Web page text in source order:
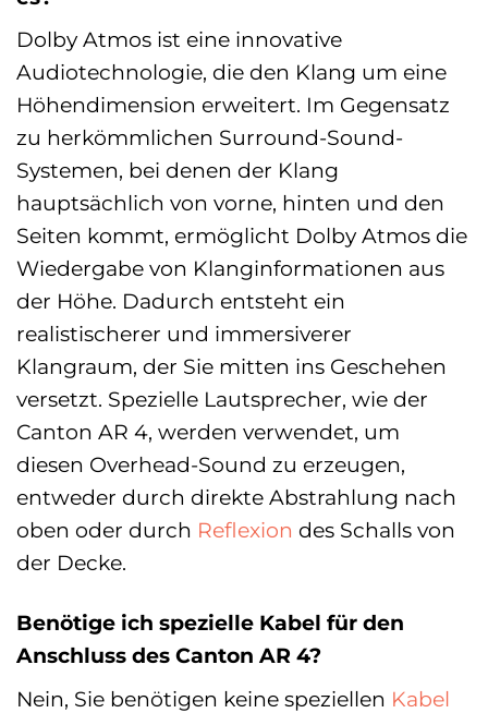
Dolby Atmos ist eine innovative
Audiotechnologie, die den Klang um eine
Höhendimension erweitert. Im Gegensatz
zu herkömmlichen Surround-Sound-
Systemen, bei denen der Klang
hauptsächlich von vorne, hinten und den
Seiten kommt, ermöglicht Dolby Atmos die
Wiedergabe von Klanginformationen aus
der Höhe. Dadurch entsteht ein
realistischerer und immersiverer
Klangraum, der Sie mitten ins Geschehen
versetzt. Spezielle Lautsprecher, wie der
Canton AR 4, werden verwendet, um
diesen Overhead-Sound zu erzeugen,
entweder durch direkte Abstrahlung nach
oben oder durch Reflexion des Schalls von
der Decke.
Benötige ich spezielle Kabel für den
Anschluss des Canton AR 4?
Nein, Sie benötigen keine speziellen Kabel